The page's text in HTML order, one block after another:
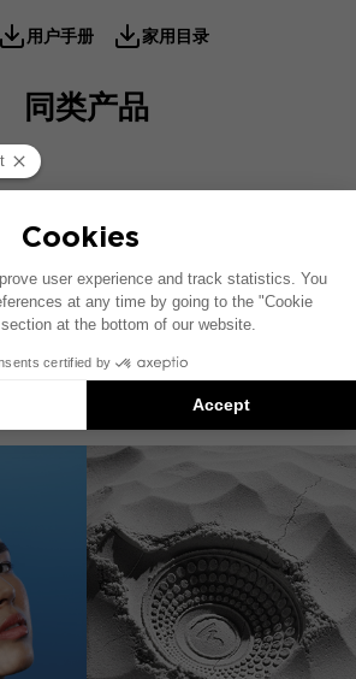
用户手册 家用目录
同类产品
THEVA CENTER
中置扬声器